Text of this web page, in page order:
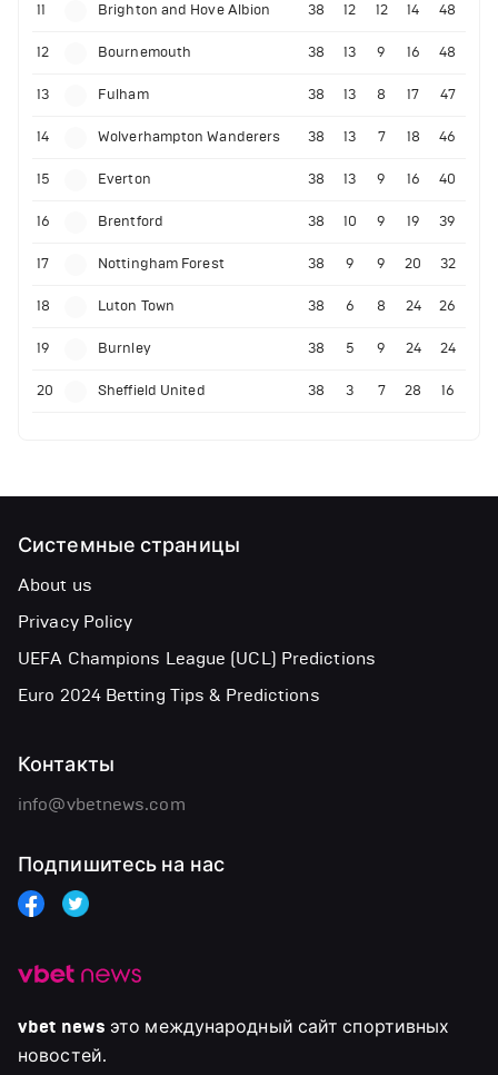
11 Brighton and Hove Albion 38 12 12 14 48
12 Bournemouth 38 13 9 16 48
13 Fulham 38 13 8 17 47
14 Wolverhampton Wanderers 38 13 7 18 46
15 Everton 38 13 9 16 40
16 Brentford 38 10 9 19 39
17 Nottingham Forest 38 9 9 20 32
18 Luton Town 38 6 8 24 26
19 Burnley 38 5 9 24 24
20 Sheffield United 38 3 7 28 16
vbet news это международный сайт спортивных
новостей.
Системные страницы
About us
Privacy Policy
UEFA Champions League (UCL) Predictions
Euro 2024 Betting Tips & Predictions
Контакты
info@vbetnews.com
Подпишитесь на нас